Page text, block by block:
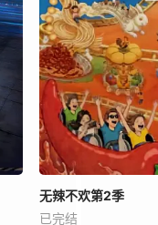
无辣不欢第2季
已完结